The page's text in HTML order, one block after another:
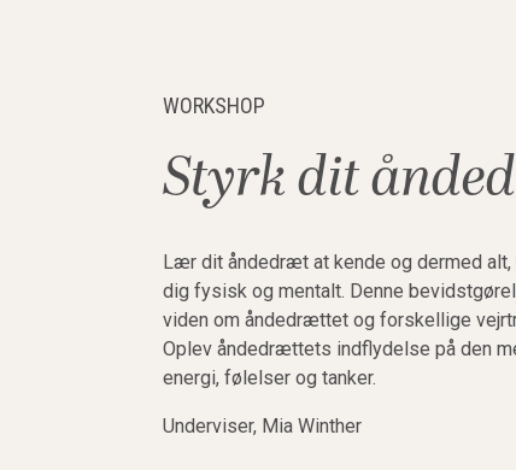
WORKSHOP
Styrk dit
Lær dit åndedræt at kende og dermed alt,
dig fysisk og mentalt. Denne
viden om åndedrættet og forskellige
Oplev åndedrættets indflydelse på den
energi, følelser og tanker.
Underviser, Mia Winther